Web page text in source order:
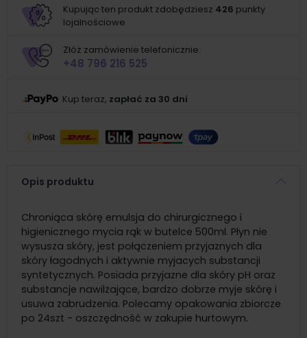
Kupując ten produkt zdobędziesz 426 punkty
lojalnościowe
Złóż zamówienie telefonicznie:
+48 796 216 525
Kup teraz, zapłać za 30 dni
Opis produktu
Chroniąca skórę emulsja do chirurgicznego i
higienicznego mycia rąk w butelce 500ml. Płyn nie
wysusza skóry, jest połączeniem przyjaznych dla
skóry łagodnych i aktywnie myjacych substancji
syntetycznych. Posiada przyjazne dla skóry pH oraz
substancje nawilżające, bardzo dobrze myje skórę i
usuwa zabrudzenia. Polecamy opakowania zbiorcze
po 24szt - oszczędność w zakupie hurtowym.